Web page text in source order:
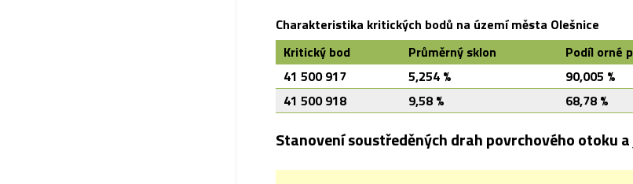
Charakteristika kritických bodů na území města Olešnice
Kritický bod
Průměrný sklon Podíl orné
41 500 917
5,254 % 90,005 %
41 500 918
9,58 % 68,78 %
Stanovení soustředěných drah povrchového otoku